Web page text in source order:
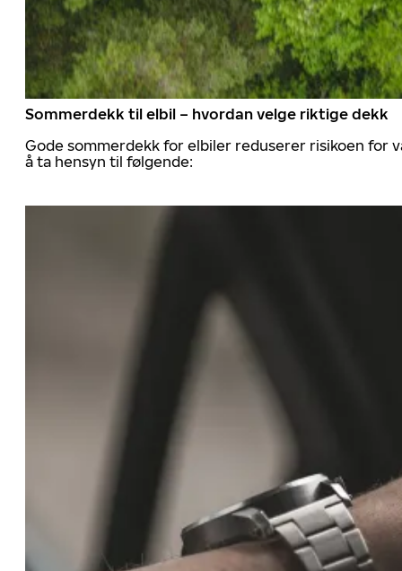
Sommerdekk til elbil – hvordan velge riktige dekk
Gode sommerdekk for elbiler reduserer risikoen for
å ta hensyn til følgende: